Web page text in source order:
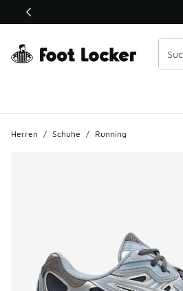
Dieser Link öffnet sich in einem
Herren / Schuhe / Running